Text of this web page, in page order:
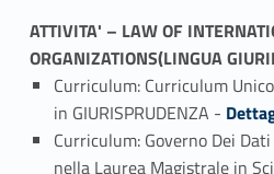
ATTIVITA' – LAW OF
ORGANIZATIONS(LINGUA
Curriculum: Curriculum
in GIURISPRUDENZA - Link identifier #identifier_person_176367-1
Curriculum: Governo Dei
nella Laurea Magistrale in